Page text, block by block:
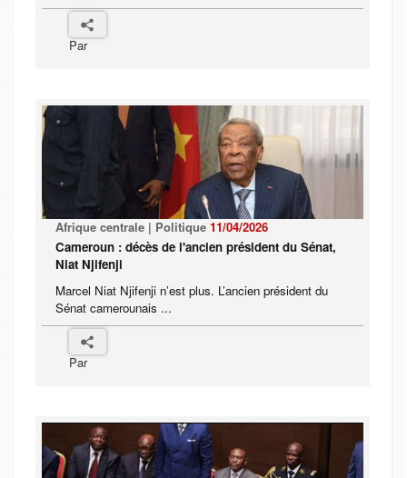
Par
Afrique centrale | Politique 11/04/2026
Cameroun : décès de l'ancien président du Sénat,
Niat Njifenji
Marcel Niat Njifenji n’est plus. L’ancien président du
Sénat camerounais ...
Par